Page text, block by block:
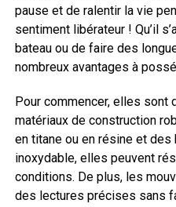
pause et de ralentir la vie
sentiment libérateur ! Qu’il
bateau ou de faire des
nombreux avantages à
Pour commencer, elles sont
matériaux de construction
en titane ou en résine et des
inoxydable, elles peuvent
conditions. De plus, les
des lectures précises sans